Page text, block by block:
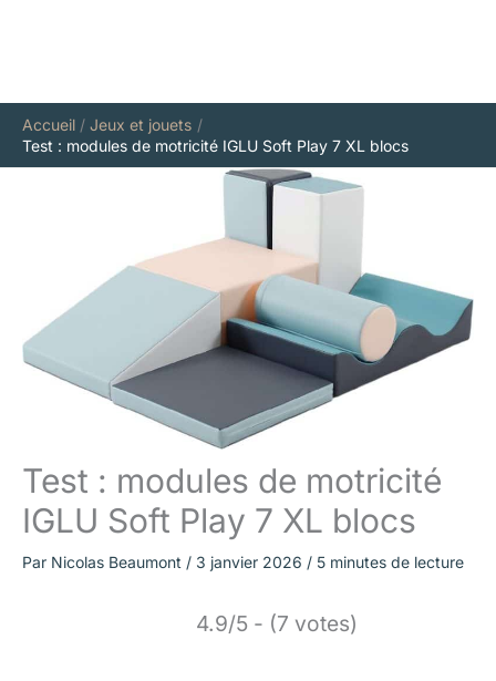
Accueil
Jeux et jouets
Test : modules de motricité IGLU Soft Play 7 XL blocs
Test : modules de motricité
IGLU Soft Play 7 XL blocs
Par Nicolas Beaumont / 3 janvier 2026 / 5 minutes de lecture
4.9/5 - (7 votes)